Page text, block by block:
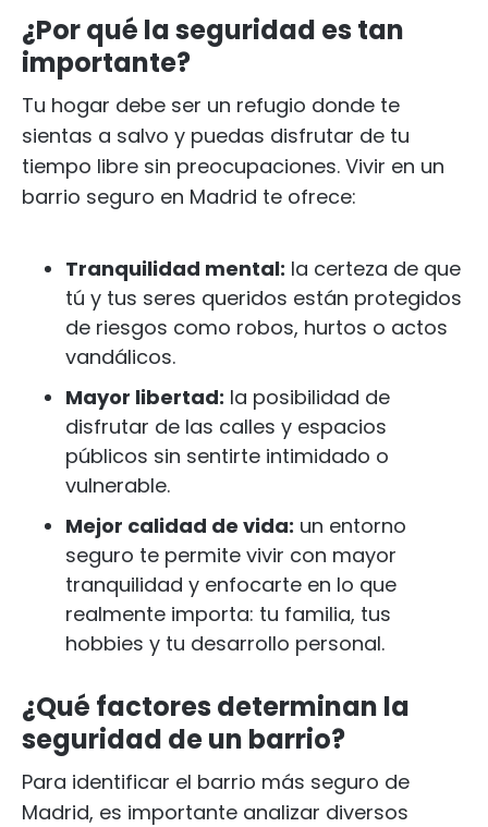
¿Por qué la seguridad es tan
importante?
Tu hogar debe ser un refugio donde te
sientas a salvo y puedas disfrutar de tu
tiempo libre sin preocupaciones. Vivir en un
barrio seguro en Madrid te ofrece:
Tranquilidad mental: la certeza de que
tú y tus seres queridos están protegidos
de riesgos como robos, hurtos o actos
vandálicos.
Mayor libertad: la posibilidad de
disfrutar de las calles y espacios
públicos sin sentirte intimidado o
vulnerable.
Mejor calidad de vida: un entorno
seguro te permite vivir con mayor
tranquilidad y enfocarte en lo que
realmente importa: tu familia, tus
hobbies y tu desarrollo personal.
¿Qué factores determinan la
seguridad de un barrio?
Para identificar el barrio más seguro de
Madrid, es importante analizar diversos